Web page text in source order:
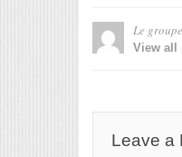
Le
View all
Leave a